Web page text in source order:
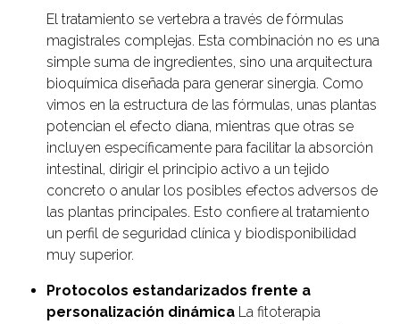
El tratamiento se vertebra a través de fórmulas
magistrales complejas. Esta combinación no es una
simple suma de ingredientes, sino una arquitectura
bioquímica diseñada para generar sinergia. Como
vimos en la estructura de las fórmulas, unas plantas
potencian el efecto diana, mientras que otras se
incluyen específicamente para facilitar la absorción
intestinal, dirigir el principio activo a un tejido
concreto o anular los posibles efectos adversos de
las plantas principales. Esto confiere al tratamiento
un perfil de seguridad clínica y biodisponibilidad
muy superior.
Protocolos estandarizados frente a
personalización dinámica La fitoterapia